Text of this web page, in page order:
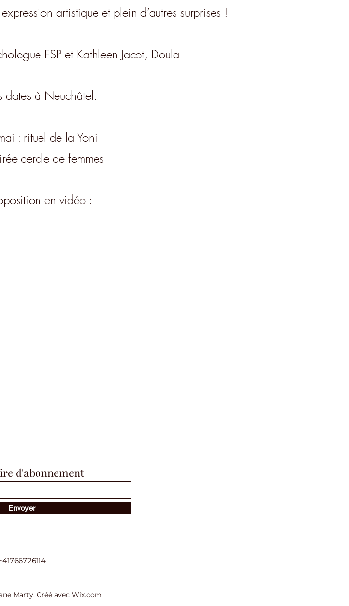
artistique et plein d’autres surprises !
FSP et Kathleen Jacot, Doula
dates à Neuchâtel:
: rituel de la Yoni
cercle de femmes
en vidéo :
d'abonnement
Envoyer
Marty. Créé avec Wix.com